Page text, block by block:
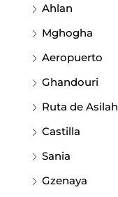
Ahlan
Mghogha
Aeropuerto
Ghandouri
Ruta de Asilah
Castilla
Sania
Gzenaya